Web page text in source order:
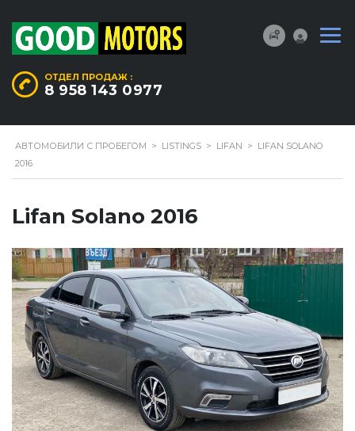
ОТДЕЛ ПРОДАЖ :
8 958 143 0977
АВТОМОБИЛИ С ПРОБЕГОМ > LISTINGS > LIFAN > LIFAN SOLANO
2016
Lifan Solano 2016